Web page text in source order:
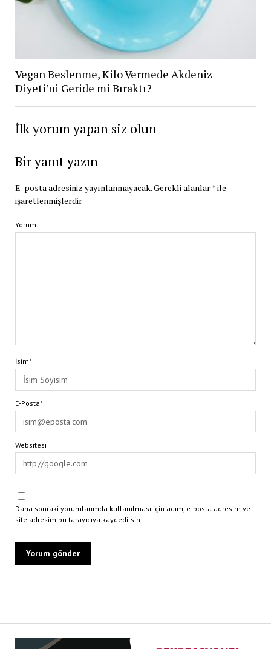
Vegan Beslenme, Kilo Vermede Akdeniz
Diyeti’ni Geride mi Bıraktı?
İlk yorum yapan siz olun
Bir yanıt yazın
E-posta adresiniz yayınlanmayacak.Gerekli alanlar*ile
işaretlenmişlerdir
Yorum
İsim*
E-Posta*
Websitesi
Daha sonraki yorumlarımda kullanılması için adım, e-posta adresim ve
site adresim bu tarayıcıya kaydedilsin.